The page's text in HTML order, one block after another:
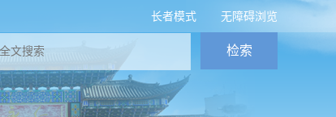
无障碍浏览
长者模式